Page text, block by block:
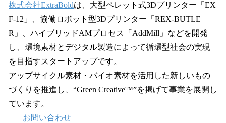
株式会社ExtraBoldは、大型ペレット式3Dプリンター「EX
F-12」、協働ロボット型3Dプリンター「REX-BUTLE
R」、ハイブリッドAMプロセス「AddMill」などを開発
し、環境素材とデジタル製造によって循環型社会の実現
を目指すスタートアップです。
アップサイクル素材・バイオ素材を活用した新しいもの
づくりを推進し、“Green Creative™”を掲げて事業を展開し
ています。
お問い合わせ